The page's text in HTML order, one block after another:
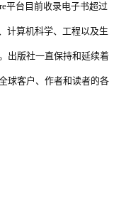
平台目前收录电子书超过
计算机科学、工程以及生
出版社一直保持和延续着
球客户、作者和读者的各